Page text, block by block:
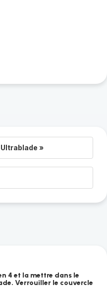
»
4 et la mettre dans le
Verrouiller le couvercle